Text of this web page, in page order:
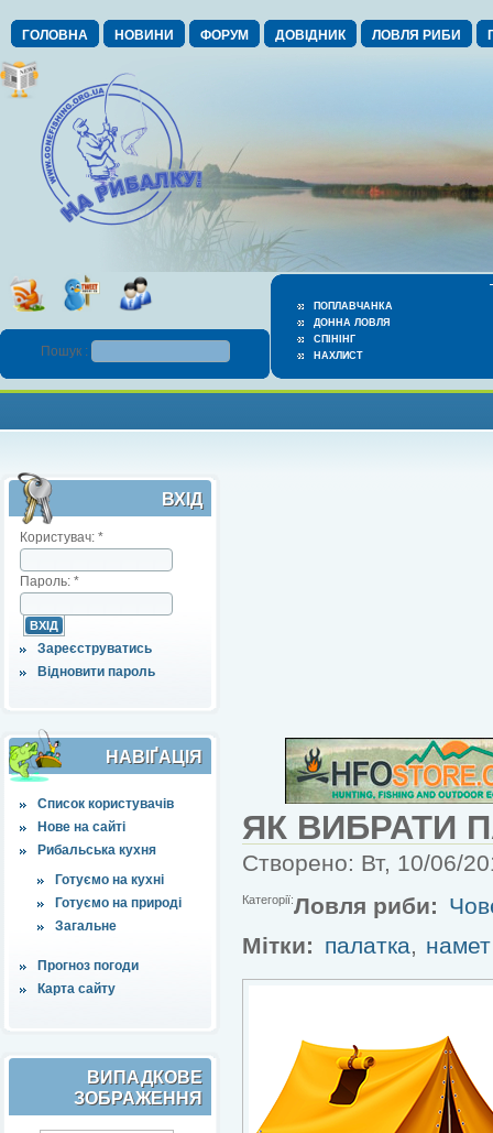
ГОЛОВНА НОВИНИ ФОРУМ ДОВІДНИК ЛОВЛЯ РИБИ
ПОПЛАВЧАНКА
ДОННА ЛОВЛЯ
СПІНІНГ
НАХЛИСТ
Пошук :
ВХІД
Користувач: *
Пароль: *
Зареєструватись
Відновити пароль
НАВІҐАЦІЯ
Список користувачів
Нове на сайті
Рибальська кухня
Готуємо на кухні
Готуємо на природі
Загальне
Прогноз погоди
Карта сайту
ВИПАДКОВЕ
ЗОБРАЖЕННЯ
ЯК ВИБРАТИ
Створено: Вт, 10/06/
Категорії:Ловля риби:
Мітки: палатка, намет